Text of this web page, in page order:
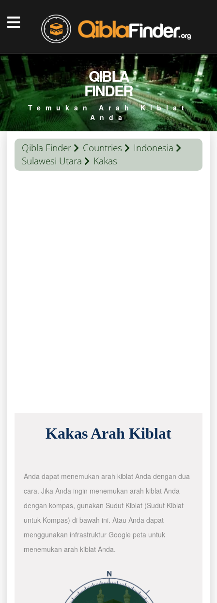
QIBLA
FINDER
Temukan Arah Kiblat
Anda
Qibla Finder Countries
Indonesia
Sulawesi Utara
Kakas
Kakas Arah Kiblat
Anda dapat menemukan arah kiblat Anda dengan dua
cara. Jika Anda ingin menemukan arah kiblat Anda
dengan kompas, gunakan Sudut Kiblat (Sudut Kiblat
untuk Kompas) di bawah ini. Atau Anda dapat
menggunakan infrastruktur Google peta untuk
menemukan arah kiblat Anda.